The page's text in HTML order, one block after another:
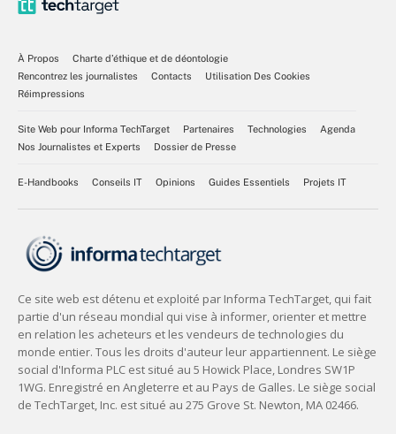
À Propos
Charte d’éthique et de déontologie
Rencontrez les journalistes
Contacts
Utilisation Des Cookies
Réimpressions
Site Web pour Informa TechTarget Partenaires Technologies
Agenda
Nos Journalistes et Experts
Dossier de Presse
E-Handbooks Conseils IT Opinions Guides Essentiels Projets IT